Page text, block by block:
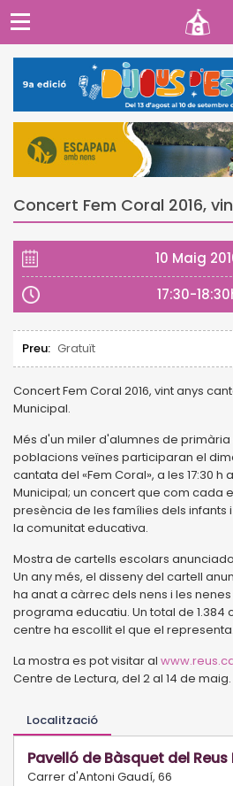
Concert Fem Coral 2016,
10 Maig
17:30-
Preu: Gratuït
Concert Fem Coral 2016, vint anys
Municipal.
Més d'un miler d'alumnes de primària
poblacions veïnes participaran el
cantata del «Fem Coral», a les 17:30 h
Municipal; un concert que com cada
presència de les famílies dels infants
la comunitat educativa.
Mostra de cartells escolars
Un any més, el disseny del cartell
ha anat a càrrec dels nens i les
programa educatiu. Un total de 1.384
centre ha escollit el que el representa.
La mostra es pot visitar al
Centre de Lectura, del 2 al 14 de maig.
Localització
Pavelló de Bàsquet del
Carrer d'Antoni Gaudí, 66